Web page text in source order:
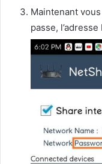
Maintenant
passe,